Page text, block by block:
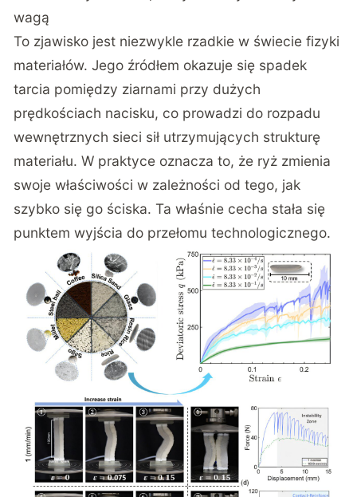
wagą
To zjawisko jest niezwykle rzadkie w świecie fizyki
materiałów. Jego źródłem okazuje się spadek
tarcia pomiędzy ziarnami przy dużych
prędkościach nacisku, co prowadzi do rozpadu
wewnętrznych sieci sił utrzymujących strukturę
materiału. W praktyce oznacza to, że ryż zmienia
swoje właściwości w zależności od tego, jak
szybko się go ściska. Ta właśnie cecha stała się
punktem wyjścia do przełomu technologicznego.